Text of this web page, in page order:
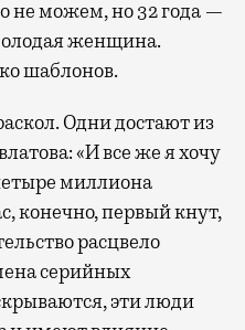
не можем, но 32 года —
женщина.
шаблонов.
Одни достают из
«И все же я хочу
миллиона
конечно, первый кнут,
расцвело
серийных
эти люди